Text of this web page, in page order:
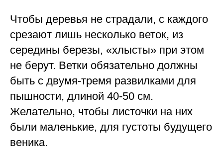
Чтобы деревья не страдали, с каждого
срезают лишь несколько веток, из
середины березы, «хлысты» при этом
не берут. Ветки обязательно должны
быть с двумя-тремя развилками для
пышности, длиной 40-50 см.
Желательно, чтобы листочки на них
были маленькие, для густоты будущего
веника.